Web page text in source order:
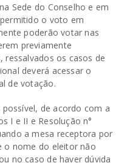
Sede do Conselho e em
o voto em
poderão votar nas
previamente
ressalvados os casos de
deverá acessar o
de votação.
de acordo com a
I e II e Resolução n°
a mesa receptora por
o nome do eleitor não
no caso de haver dúvida